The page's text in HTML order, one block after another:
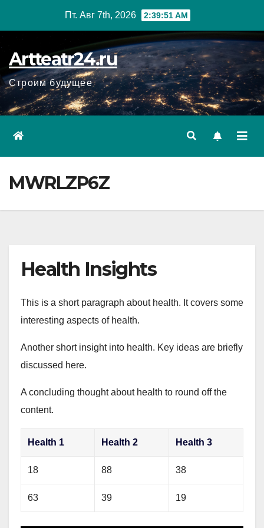
Пт. Авг 7th, 2026 2:39:52 AM
Artteatr24.ru
Строим будущее
MWRLZP6Z
Health Insights
This is a short paragraph about health. It covers some
interesting aspects of health.
Another short insight into health. Key ideas are briefly
discussed here.
A concluding thought about health to round off the
content.
Health 1 Health 2 Health 3
18 88 38
63 39 19